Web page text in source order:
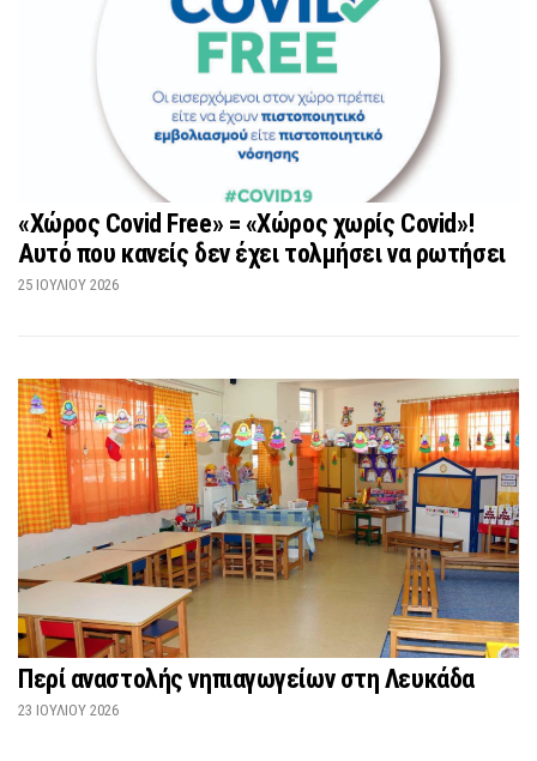
«Χώρος Covid Free» = «Χώρος χωρίς Covid»!
Αυτό που κανείς δεν έχει τολμήσει να ρωτήσει
25 ΙΟΥΛΊΟΥ 2026
Περί αναστολής νηπιαγωγείων στη Λευκάδα
23 ΙΟΥΛΊΟΥ 2026